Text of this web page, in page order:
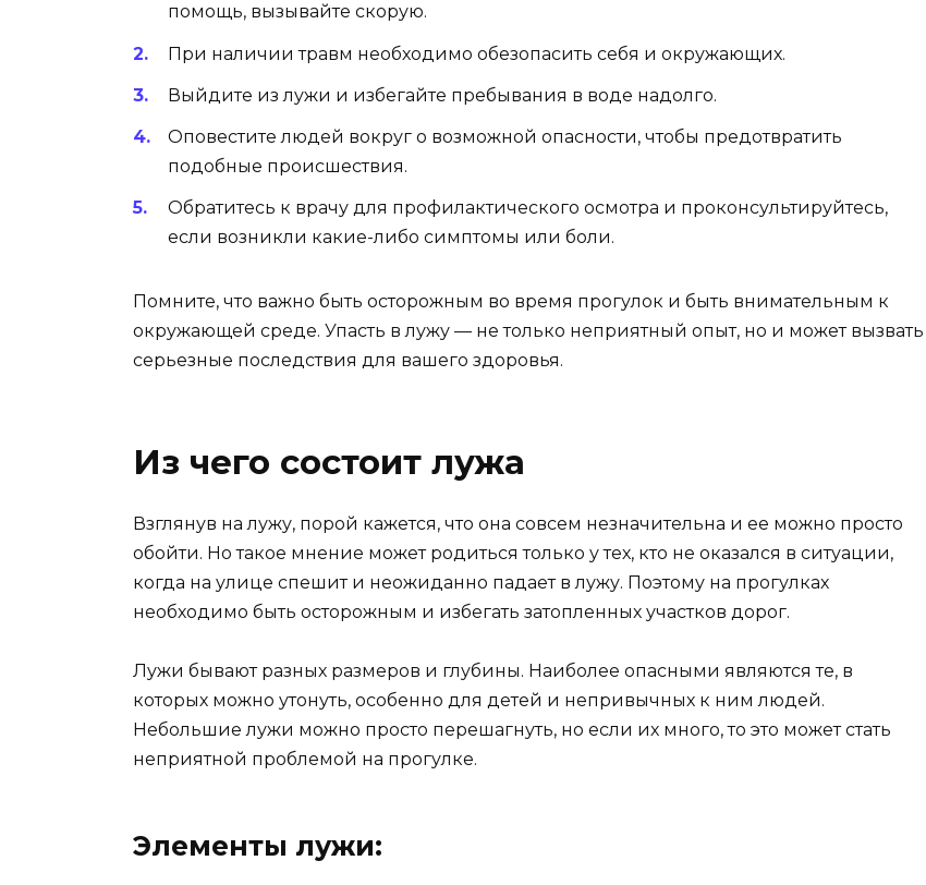
помощь, вызывайте скорую.
При наличии травм необходимо обезопасить себя и окружающих.
Выйдите из лужи и избегайте пребывания в воде надолго.
Оповестите людей вокруг о возможной опасности, чтобы предотвратить
подобные происшествия.
Обратитесь к врачу для профилактического осмотра и проконсультируйтесь,
если возникли какие-либо симптомы или боли.
Помните, что важно быть осторожным во время прогулок и быть внимательным к
окружающей среде. Упасть в лужу — не только неприятный опыт, но и может вызвать
серьезные последствия для вашего здоровья.
Из чего состоит лужа
Взглянув на лужу, порой кажется, что она совсем незначительна и ее можно просто
обойти. Но такое мнение может родиться только у тех, кто не оказался в ситуации,
когда на улице спешит и неожиданно падает в лужу. Поэтому на прогулках
необходимо быть осторожным и избегать затопленных участков дорог.
Лужи бывают разных размеров и глубины. Наиболее опасными являются те, в
которых можно утонуть, особенно для детей и непривычных к ним людей.
Небольшие лужи можно просто перешагнуть, но если их много, то это может стать
неприятной проблемой на прогулке.
Элементы лужи: